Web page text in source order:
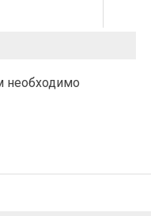
необходимо